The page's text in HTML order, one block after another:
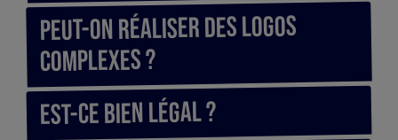
Peut-on réaliser des logos
complexes ?
Est-ce bien légal ?